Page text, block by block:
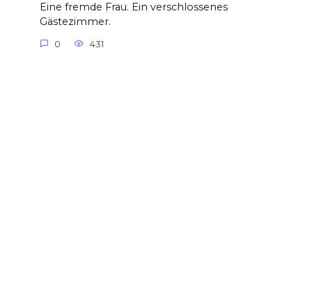
Eine fremde Frau. Ein verschlossenes
Gästezimmer.
0 431